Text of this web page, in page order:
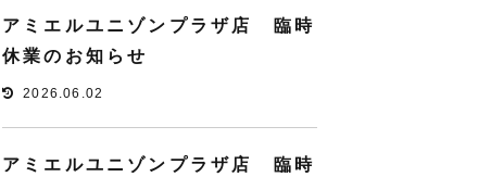
アミエルユニゾンプラザ店 臨時
休業のお知らせ
2026.06.02
アミエルユニゾンプラザ店 臨時